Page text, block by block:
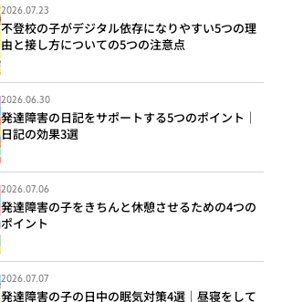
2026.07.23
不登校の子がデジタル依存になりやすい5つの理
由と接し方についての5つの注意点
2026.06.30
発達障害の日記をサポートする5つのポイント｜
日記の効果3選
2026.07.06
発達障害の子をきちんと休憩させるための4つの
ポイント
2026.07.07
発達障害の子の日中の眠気対策4選｜昼寝をして